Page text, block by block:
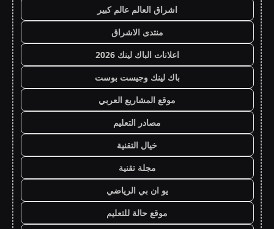
اشراق العالم عالم كبير
منتدى الاشراق
اعلانات الباك لينك 2026
باك لينك وجيست بوست
موقع المشاريع العربي
مصادر التعليم
خيال التقنية
مجلة تقنية
يو ان بي الرياضي
موقع حالة للتعليم